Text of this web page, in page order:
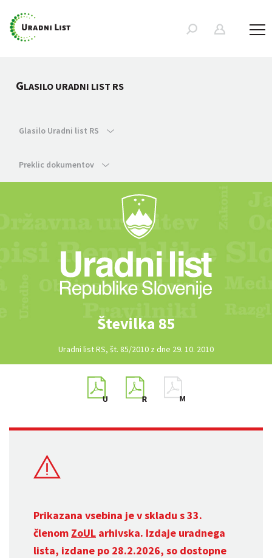
GLASILO URADNI LIST RS
Glasilo Uradni list RS
Preklic dokumentov
Številka 85
Uradni list RS, št. 85/2010 z dne 29. 10. 2010
Prikazana vsebina je v skladu s 33.
členom ZoUL arhivska. Izdaje uradnega
lista, izdane po 28.2.2026, so dostopne